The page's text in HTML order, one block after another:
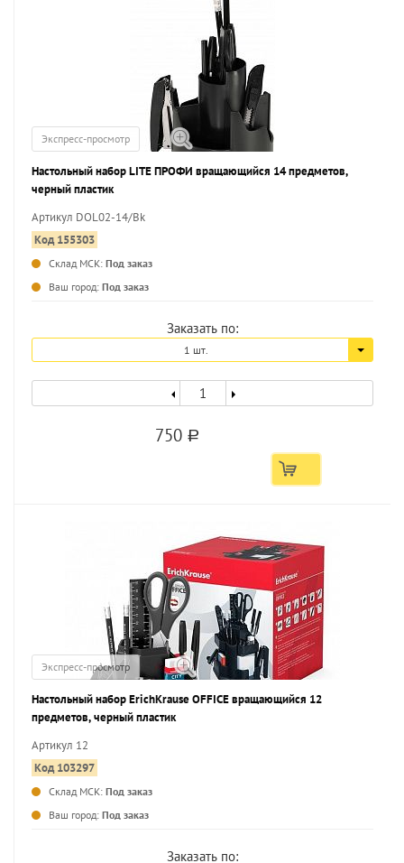
Экспресс-просмотр
Настольный набор LITE ПРОФИ вращающийся 14 предметов,
черный пластик
Артикул DOL02-14/Bk
Код 155303
Склад МСК: Под заказ
Ваш город: Под заказ
Заказать по:
1 шт.
750 a
Экспресс-просмотр
Настольный набор ErichKrause OFFICE вращающийся 12
предметов, черный пластик
Артикул 12
Код 103297
Склад МСК: Под заказ
Ваш город: Под заказ
Заказать по: